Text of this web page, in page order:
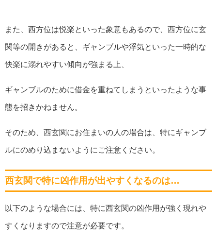
また、西方位は悦楽といった象意もあるので、西方位に玄
関等の開きがあると、ギャンブルや浮気といった一時的な
快楽に溺れやすい傾向が強まる上、
ギャンブルのために借金を重ねてしまうといったような事
態を招きかねません。
そのため、西玄関にお住まいの人の場合は、特にギャンブ
ルにのめり込まないようにご注意ください。
西玄関で特に凶作用が出やすくなるのは…
以下のような場合には、特に西玄関の凶作用が強く現れや
すくなりますので注意が必要です。